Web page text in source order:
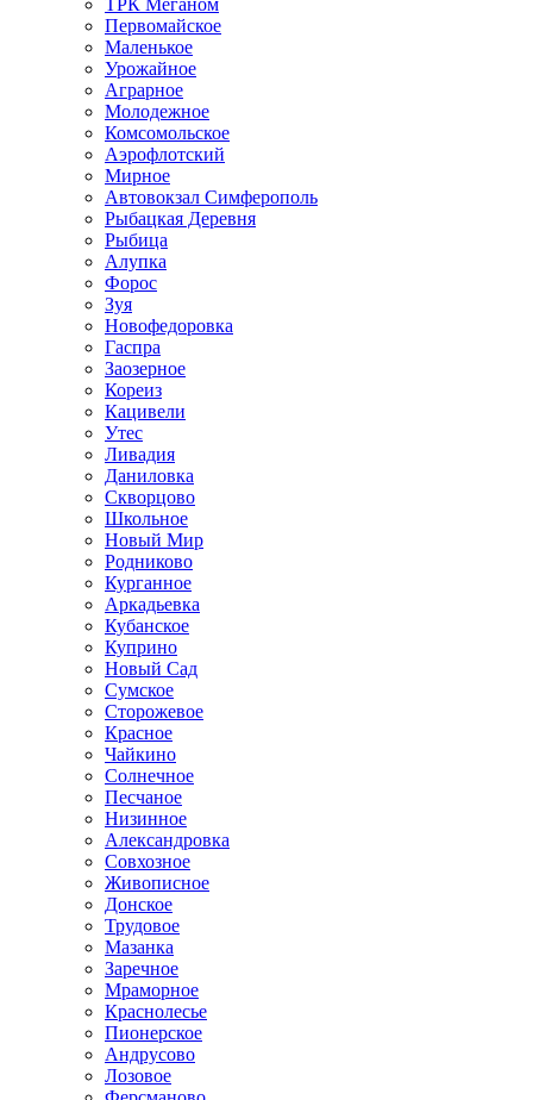
ТРК Меганом
Первомайское
Маленькое
Урожайное
Аграрное
Молодежное
Комсомольское
Аэрофлотский
Мирное
Автовокзал Симферополь
Рыбацкая Деревня
Рыбица
Алупка
Форос
Зуя
Новофедоровка
Гаспра
Заозерное
Кореиз
Кацивели
Утес
Ливадия
Даниловка
Скворцово
Школьное
Новый Мир
Родниково
Курганное
Аркадьевка
Кубанское
Куприно
Новый Сад
Сумское
Сторожевое
Красное
Чайкино
Солнечное
Песчаное
Низинное
Александровка
Совхозное
Живописное
Донское
Трудовое
Мазанка
Заречное
Мраморное
Краснолесье
Пионерское
Андрусово
Лозовое